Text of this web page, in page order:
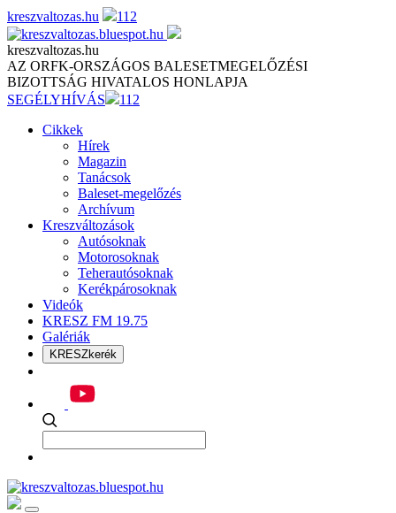
Skip
to
content
kreszvaltozas.hu 112
kreszvaltozas.hu
AZ ORFK-ORSZÁGOS BALESETMEGELŐZÉSI
BIZOTTSÁG HIVATALOS HONLAPJA
SEGÉLYHÍVÁS
112
Cikkek
Hírek
Magazin
Tanácsok
Baleset-megelőzés
Archívum
Kreszváltozások
Autósoknak
Motorosoknak
Teherautósoknak
Kerékpárosoknak
Videók
KRESZ FM 19.75
Galériák
KRESZkerék